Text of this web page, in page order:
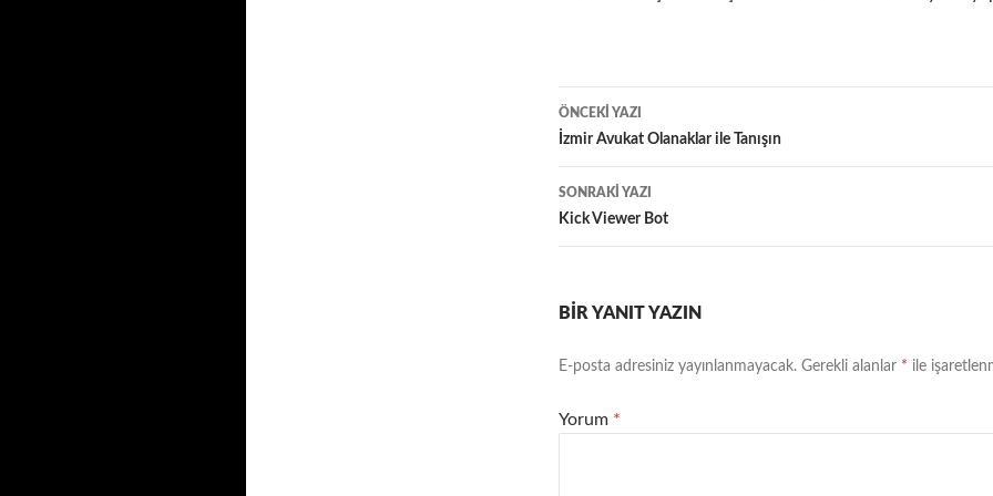
Yazı
dolaşımı
ÖNCEKI YAZI
İzmir Avukat Olanaklar ile Tanışın
SONRAKI YAZI
Kick Viewer Bot
BIR YANIT YAZIN
E-posta adresiniz yayınlanmayacak. Gerekli alanlar * ile
Yorum *